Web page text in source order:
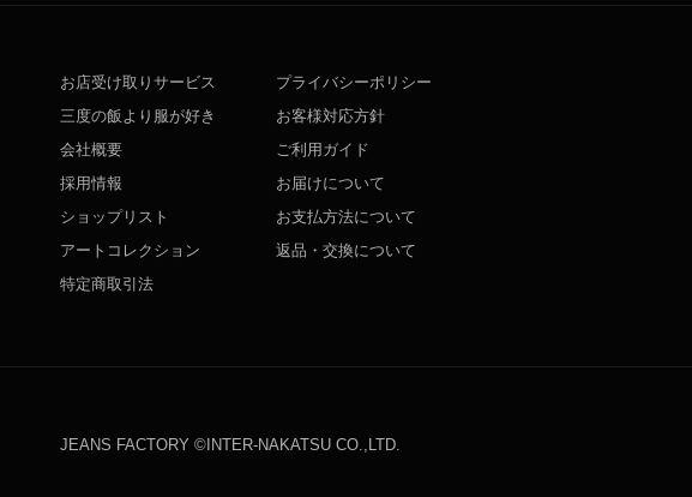
お店受け取りサービス
三度の飯より服が好き
会社概要
採用情報
ショップリスト
アートコレクション
特定商取引法
プライバシーポリシー
お客様対応方針
ご利用ガイド
お届けについて
お支払方法について
返品・交換について
JEANS FACTORY ©INTER-NAKATSU CO.,LTD.